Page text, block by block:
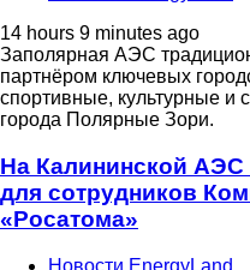
14 hours 9 minutes ago
Заполярная АЭС
партнёром ключевых
спортивные, культурные и
города Полярные Зори.
На Калининской АЭС
для сотрудников
«Росатома»
Новости EnergyLand